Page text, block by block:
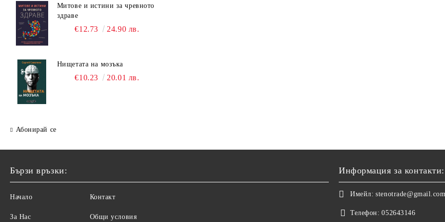
Митове и истини за чревното
здраве
€12.73 24.90 лв.
Нищетата на мозъка
€10.23 20.01 лв.
Абонирай се
Бързи връзки:
Начало
За Нас
Контакт
Общи условия
Информация за контакти:
Имейл:
Телефон: 052643146